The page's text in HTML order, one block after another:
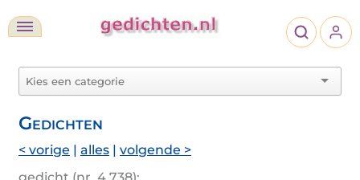
Gedichten
< vorige | alles | volgende >